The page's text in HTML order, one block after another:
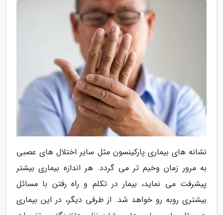
نشانه های بیماری پارکینسون مثل سایر اختلال های عصبی
به مرور زمان وخیم تر می گردد. هر اندازه بیماری بیشتر
پیشرفت می نماید، بیمار در تکلم و راه رفتن با مسائل
بیشتری روبه رو خواهد شد. از طرفی دیگر، در این بیماری